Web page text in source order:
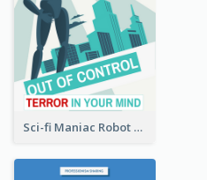
Sci-fi Maniac Robot Book Cover